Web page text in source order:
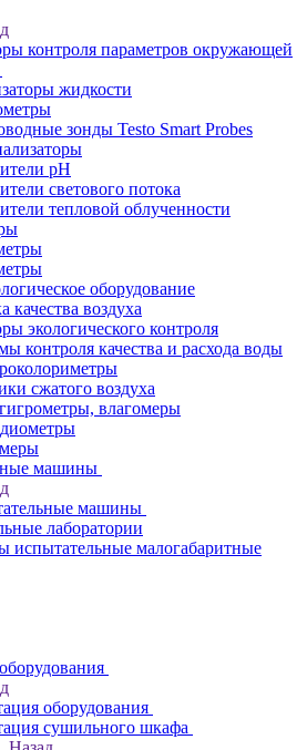
контроля параметров окружающей
жидкости
зонды Testo Smart Probes
pH
светового потока
тепловой облученности
оборудование
качества воздуха
экологического контроля
контроля качества и расхода воды
сжатого воздуха
влагомеры
машины
машины
лаборатории
испытательные малогабаритные
оборудования
сушильного шкафа